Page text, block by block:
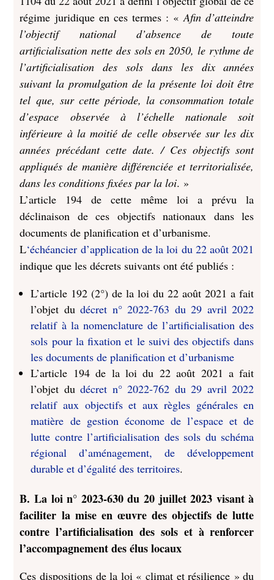
régime juridique en ces termes : «Afin d’atteindre
l’objectif national d’absence de toute
artificialisation nette des sols en 2050, le rythme de
l’artificialisation des sols dans les dix années
suivant la promulgation de la présente loi doit être
tel que, sur cette période, la consommation totale
d’espace observée à l’échelle nationale soit
inférieure à la moitié de celle observée sur les dix
années précédant cette date. / Ces objectifs sont
appliqués de manière différenciée et territorialisée,
dans les conditions fixées par la loi. »
L’article 194 de cette même loi a prévu la
déclinaison de ces objectifs nationaux dans les
documents de planification et d’urbanisme.
L‘échéancier d’application de la loi du 22 août 2021
indique que les décrets suivants ont été publiés :
L’article 192 (2°) de la loi du 22 août 2021 a fait
l’objet dudécret n° 2022-763 du 29 avril 2022
relatif à la nomenclature de l’artificialisation des
sols pour la fixation et le suivi des objectifs dans
les documents de planification et d’urbanisme
L’article 194 de la loi du 22 août 2021 a fait
l’objet dudécret n° 2022-762 du 29 avril 2022
relatif aux objectifs et aux règles générales en
matière de gestion économe de l’espace et de
lutte contre l’artificialisation des sols du schéma
régional d’aménagement, de développement
durable et d’égalité des territoires.
B. La loi n° 2023-630 du 20 juillet 2023 visant à
faciliter la mise en œuvre des objectifs de lutte
contre l’artificialisation des sols et à renforcer
l’accompagnement des élus locaux
Ces dispositions de la loi « climat et résilience » du